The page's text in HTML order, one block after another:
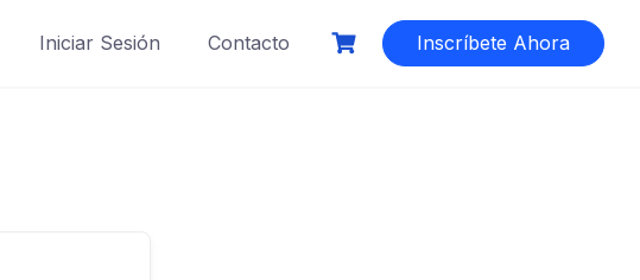
Iniciar Sesión Contacto Inscríbete Ahora